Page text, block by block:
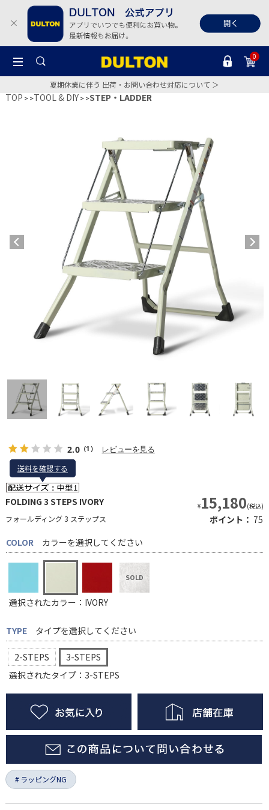
0
夏期休業に伴う 出荷・お問い合わせ対応について ＞
TOP >TOOL & DIY >STEP・LADDER
2.0（1） レビューを見る
送料を確認する
送料を確認する
FOLDING 3 STEPS IVORY
フォールディング 3 ステップス
¥15,180(税込)
ポイント： 75
COLOR
カラーを選択してください
選択されたカラー：IVORY
TYPE タイプを選択してください
2-STEPS
3-STEPS
選択されたタイプ：3-STEPS
ラッピングNG